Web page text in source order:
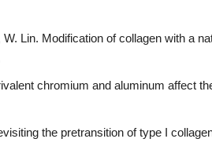
Lin. Modification of collagen with a
chromium and aluminum affect
the pretransition of type I